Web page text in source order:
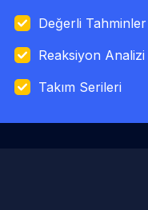
Değerli Tahminler
Reaksiyon Analizi
Takım Serileri